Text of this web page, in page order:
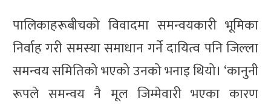
पालिकाहरूबीचको विवादमा समन्वयकारी भूमिका
निर्वाह गरी समस्या समाधान गर्ने दायित्व पनि जिल्ला
समन्वय समितिको भएको उनको भनाइ थियो। ‘कानुनी
रूपले समन्वय नै मूल जिम्मेवारी भएका कारण